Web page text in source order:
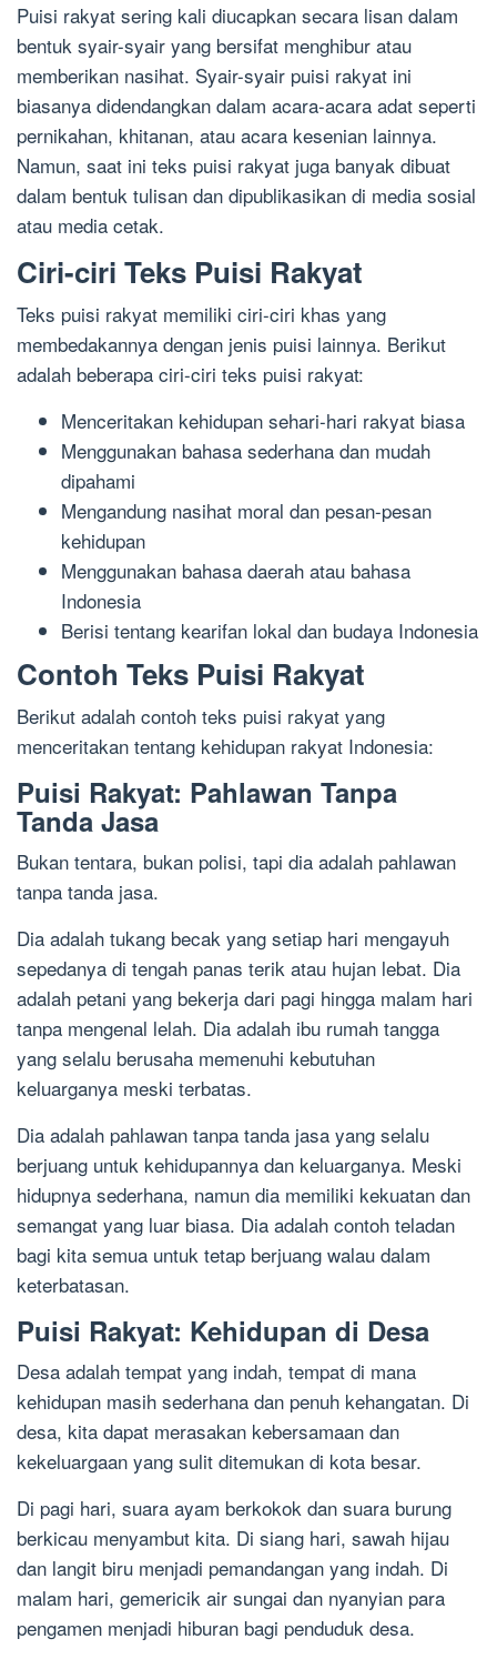
Puisi rakyat sering kali diucapkan secara lisan dalam
bentuk syair-syair yang bersifat menghibur atau
memberikan nasihat. Syair-syair puisi rakyat ini
biasanya didendangkan dalam acara-acara adat seperti
pernikahan, khitanan, atau acara kesenian lainnya.
Namun, saat ini teks puisi rakyat juga banyak dibuat
dalam bentuk tulisan dan dipublikasikan di media sosial
atau media cetak.
Ciri-ciri Teks Puisi Rakyat
Teks puisi rakyat memiliki ciri-ciri khas yang
membedakannya dengan jenis puisi lainnya. Berikut
adalah beberapa ciri-ciri teks puisi rakyat:
Menceritakan kehidupan sehari-hari rakyat biasa
Menggunakan bahasa sederhana dan mudah
dipahami
Mengandung nasihat moral dan pesan-pesan
kehidupan
Menggunakan bahasa daerah atau bahasa
Indonesia
Berisi tentang kearifan lokal dan budaya Indonesia
Contoh Teks Puisi Rakyat
Berikut adalah contoh teks puisi rakyat yang
menceritakan tentang kehidupan rakyat Indonesia:
Puisi Rakyat: Pahlawan Tanpa
Tanda Jasa
Bukan tentara, bukan polisi, tapi dia adalah pahlawan
tanpa tanda jasa.
Dia adalah tukang becak yang setiap hari mengayuh
sepedanya di tengah panas terik atau hujan lebat. Dia
adalah petani yang bekerja dari pagi hingga malam hari
tanpa mengenal lelah. Dia adalah ibu rumah tangga
yang selalu berusaha memenuhi kebutuhan
keluarganya meski terbatas.
Dia adalah pahlawan tanpa tanda jasa yang selalu
berjuang untuk kehidupannya dan keluarganya. Meski
hidupnya sederhana, namun dia memiliki kekuatan dan
semangat yang luar biasa. Dia adalah contoh teladan
bagi kita semua untuk tetap berjuang walau dalam
keterbatasan.
Puisi Rakyat: Kehidupan di Desa
Desa adalah tempat yang indah, tempat di mana
kehidupan masih sederhana dan penuh kehangatan. Di
desa, kita dapat merasakan kebersamaan dan
kekeluargaan yang sulit ditemukan di kota besar.
Di pagi hari, suara ayam berkokok dan suara burung
berkicau menyambut kita. Di siang hari, sawah hijau
dan langit biru menjadi pemandangan yang indah. Di
malam hari, gemericik air sungai dan nyanyian para
pengamen menjadi hiburan bagi penduduk desa.